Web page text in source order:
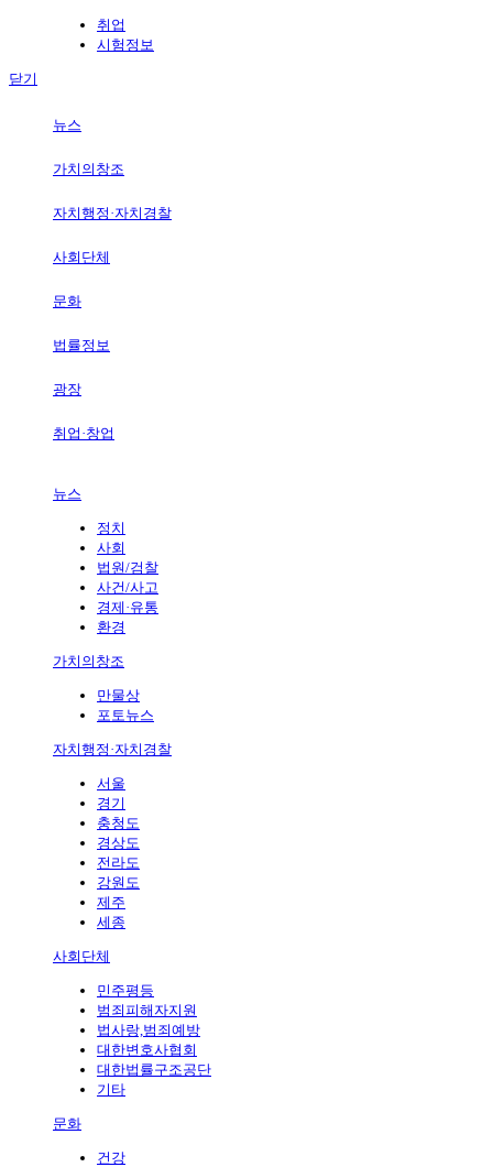
취업
시험정보
닫기
뉴스
가치의창조
자치행정·자치경찰
사회단체
문화
법률정보
광장
취업·창업
뉴스
정치
사회
법원/검찰
사건/사고
경제·유통
환경
가치의창조
만물상
포토뉴스
자치행정·자치경찰
서울
경기
충청도
경상도
전라도
강원도
제주
세종
사회단체
민주평등
범죄피해자지원
법사랑,범죄예방
대한변호사협회
대한법률구조공단
기타
문화
건강